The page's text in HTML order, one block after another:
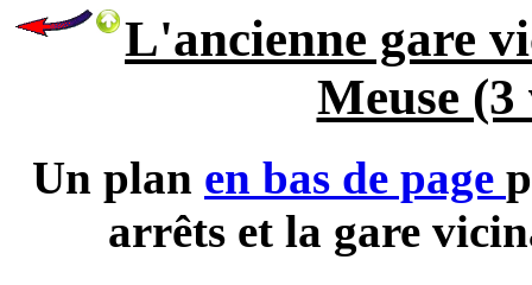
L'ancienne gare
Meuse
Un plan en bas de page
arrêts et la gare